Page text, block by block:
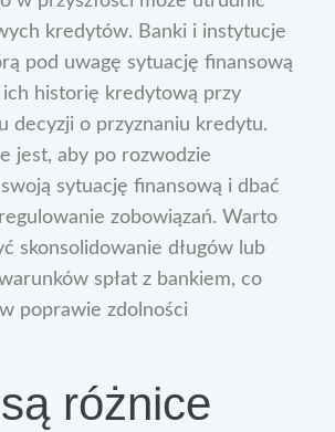
kredytów. Banki i instytucje
pod uwagę sytuację finansową
historię kredytową przy
decyzji o przyznaniu kredytu.
jest, aby po rozwodzie
sytuację finansową i dbać
zobowiązań. Warto
skonsolidowanie długów lub
spłat z bankiem, co
poprawie zdolności
różnice